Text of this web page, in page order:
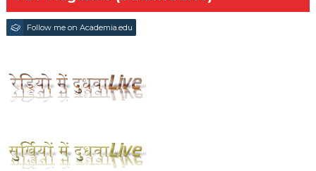
Follow me on Academia.edu